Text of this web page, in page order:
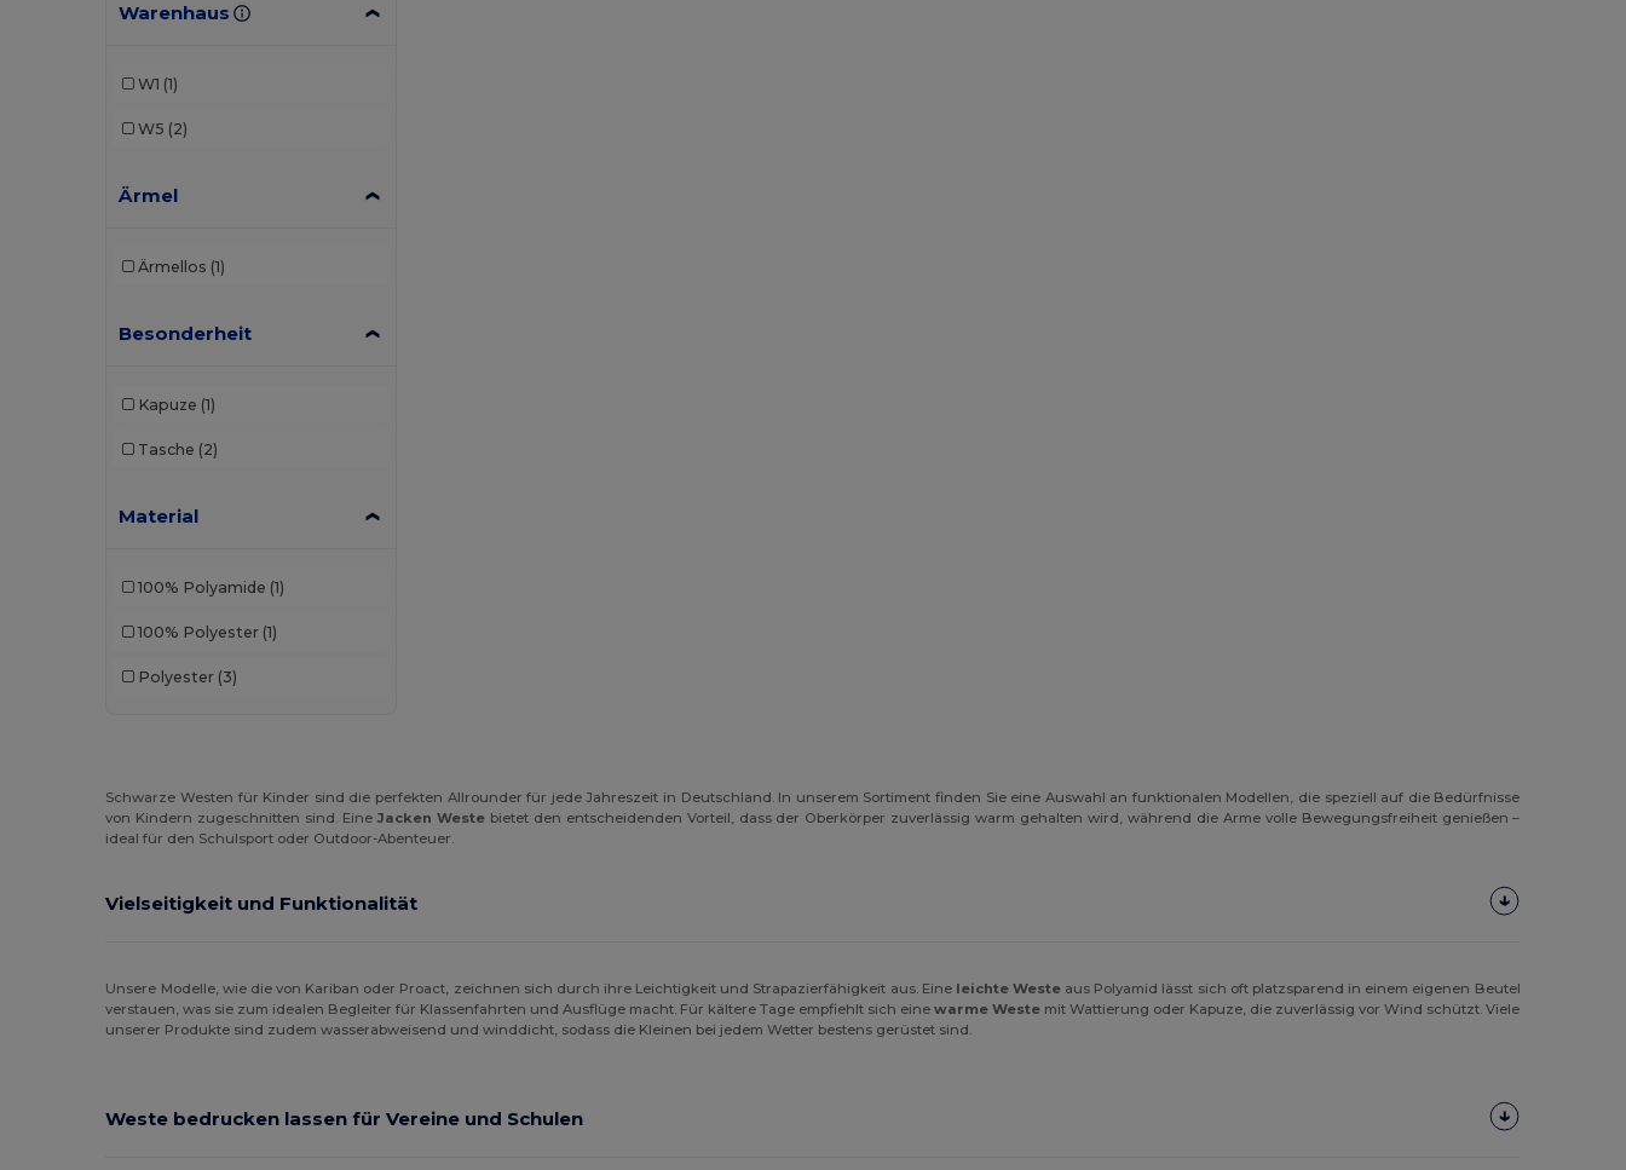
Warenhaus
W1 (1)
W5 (2)
Ärmel
Ärmellos (1)
Besonderheit
Kapuze (1)
Tasche (2)
Material
100% Polyamide (1)
100% Polyester (1)
Polyester (3)
Schwarze Westen für Kinder sind die perfekten Allrounder für jede Jahreszeit in Deutschland. In unserem Sortiment finden Sie eine Auswahl an funktionalen Modellen, die speziell auf die Bedürfnisse
von Kindern zugeschnitten sind. Eine Jacken Westebietet den entscheidenden Vorteil, dass der Oberkörper zuverlässig warm gehalten wird, während die Arme volle Bewegungsfreiheit genießen –
ideal für den Schulsport oder Outdoor-Abenteuer.
Vielseitigkeit und Funktionalität
Unsere Modelle, wie die von Kariban oder Proact, zeichnen sich durch ihre Leichtigkeit und Strapazierfähigkeit aus. Eine leichte Weste aus Polyamid lässt sich oft platzsparend in einem eigenen Beutel
verstauen, was sie zum idealen Begleiter für Klassenfahrten und Ausflüge macht. Für kältere Tage empfiehlt sich einewarme Weste mit Wattierung oder Kapuze, die zuverlässig vor Wind schützt. Viele
unserer Produkte sind zudem wasserabweisend und winddicht, sodass die Kleinen bei jedem Wetter bestens gerüstet sind.
Weste bedrucken lassen für Vereine und Schulen